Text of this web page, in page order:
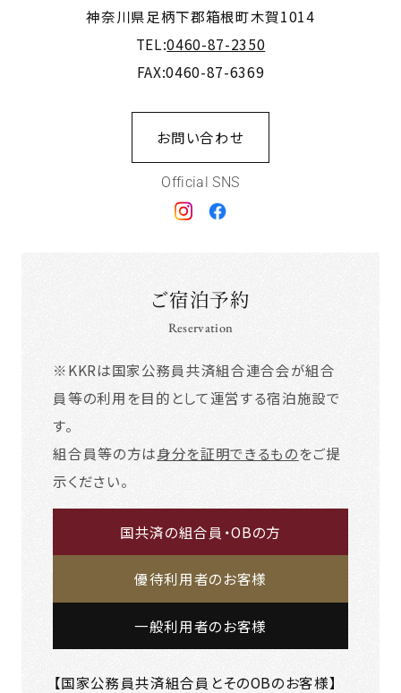
神奈川県足柄下郡箱根町木賀1014
TEL:0460-87-2350
FAX:0460-87-6369
お問い合わせ
Official SNS
ご宿泊予約
Reservation
※KKRは国家公務員共済組合連合会が組合
員等の利用を目的として運営する宿泊施設で
す。
組合員等の方は身分を証明できるものをご提
示ください。
国共済の組合員・OBの方
優待利用者のお客様
一般利用者のお客様
【国家公務員共済組合員とそのOBのお客様】